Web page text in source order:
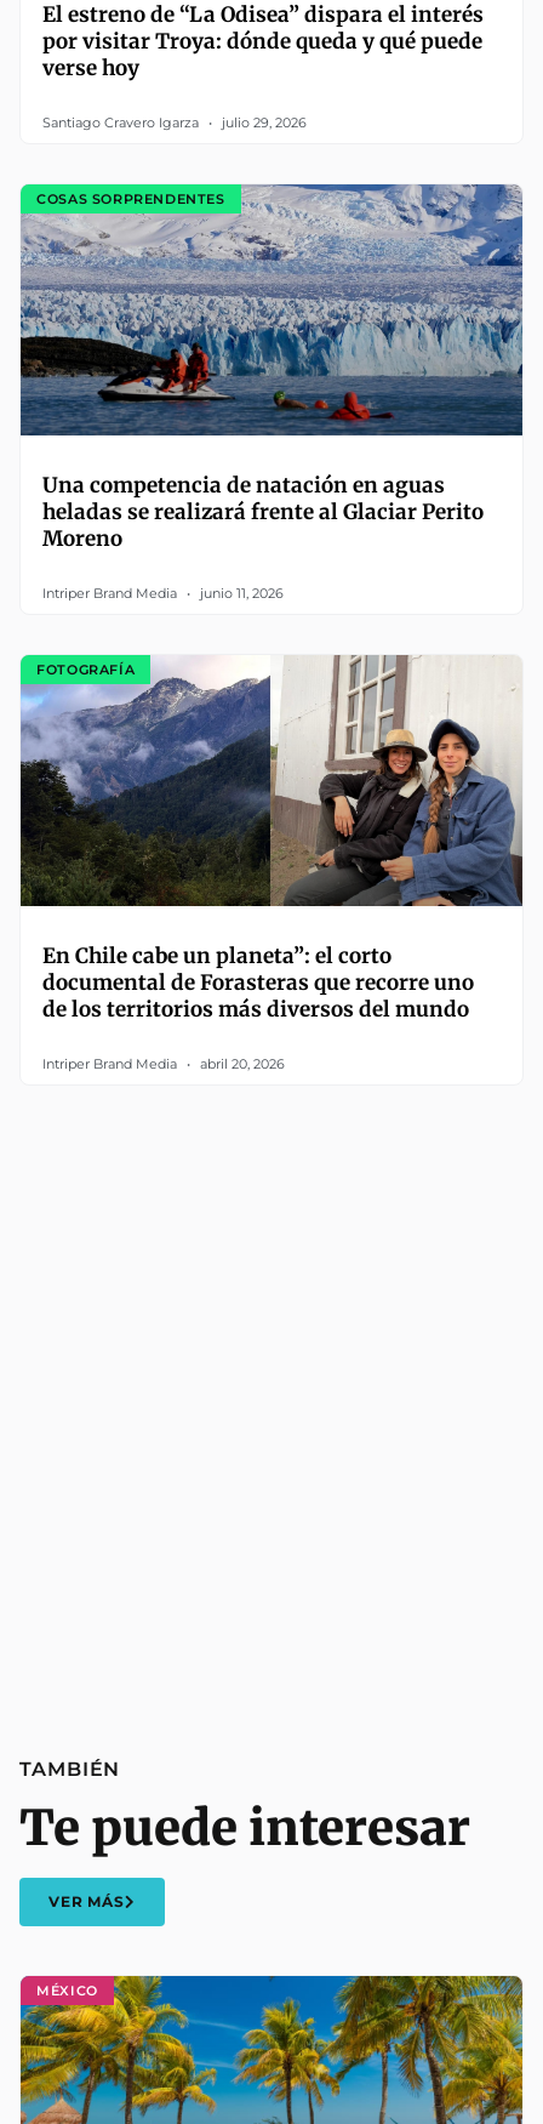
El estreno de “La Odisea” dispara el interés
por visitar Troya: dónde queda y qué puede
verse hoy
Santiago Cravero Igarza julio 29, 2026
COSAS SORPRENDENTES
Una competencia de natación en aguas
heladas se realizará frente al Glaciar Perito
Moreno
Intriper Brand Media junio 11, 2026
FOTOGRAFÍA
En Chile cabe un planeta”: el corto
documental de Forasteras que recorre uno
de los territorios más diversos del mundo
Intriper Brand Media abril 20, 2026
MÉXICO
TAMBIÉN
Te puede interesar
VER MÁS